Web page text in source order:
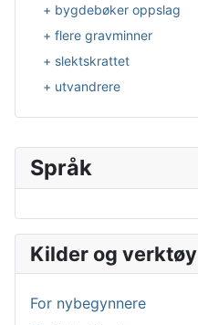
Språk
Velg ditt språk
Kilder og verktøy
For nybegynnere
+ bygdebøker oppslag
+ flere gravminner
+ slektskrattet
+ utvandrere